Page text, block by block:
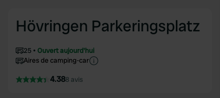
Hövringen Parkeringsplatz
25
Ouvert aujourd'hui
Aires de camping-car
4.388 avis